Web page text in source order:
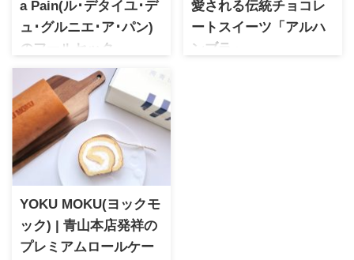
a Pain(ル･デタイユ･デ
ュ･グルニエ･ア･パン)
のフールセック
フランスの人気ブランド
「ル・グルニエ・ア・パン」
のお菓子に特化した限定ショ
ップのクラシックなクッキー
缶。伊勢丹限定であっさり素
朴な味わいの詰合せは特別な
贈り物、手みやげにぴったり
のスイーツです♡
愛される伝統チョコレ
ートスイーツ「アルハ
ンブラ」
YOKU MOKU(ヨックモ
ック) | 青山本店発祥の
プレミアムロールケー